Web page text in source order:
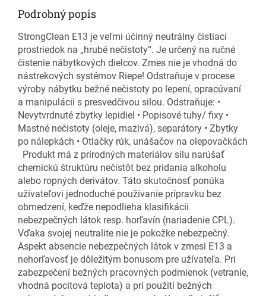
Podrobný popis
StrongClean E13 je veľmi účinný neutrálny čistiaci
prostriedok na „hrubé nečistoty“. Je určený na ručné
čistenie nábytkových dielcov. Zmes nie je vhodná do
nástrekových systémov Riepe! Odstraňuje v procese
výroby nábytku bežné nečistoty po lepení, opracúvaní
a manipulácii s presvedčivou silou. Odstraňuje: •
Nevytvrdnuté zbytky lepidiel • Popisové tuhy/ fixy •
Mastné nečistoty (oleje, mazivá), separátory • Zbytky
po nálepkách • Otlačky rúk, unášačov na olepovačkách
Produkt má z prírodných materiálov silu narúšať
chemickú štruktúru nečistôt bez pridania alkoholu
alebo ropných derivátov. Táto skutočnosť ponúka
užívateľovi jednoduché používanie prípravku bez
obmedzení, keďže nepodlieha klasifikácii
nebezpečných látok resp. horľavín (nariadenie CPL).
Vďaka svojej neutralite nie je pokožke nebezpečný.
Aspekt absencie nebezpečných látok v zmesi E13 a
nehorľavosť je dôležitým bonusom pre užívateľa. Pri
zabezpečení bežných pracovných podmienok (vetranie,
vhodná pocitová teplota) a pri použití bežných